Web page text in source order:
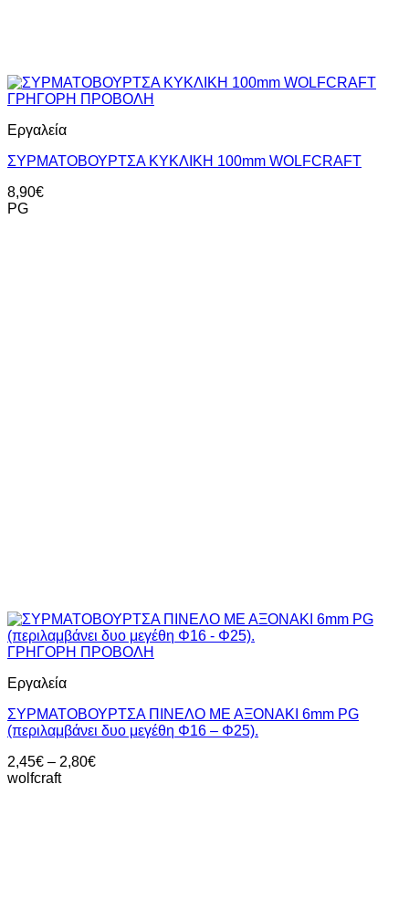
ΓΡΗΓΟΡΗ ΠΡΟΒΟΛΗ
Εργαλεία
ΣΥΡΜΑΤΟΒΟΥΡΤΣΑ ΚΥΚΛΙΚΗ 100mm WOLFCRAFT
8,90€
PG
ΓΡΗΓΟΡΗ ΠΡΟΒΟΛΗ
Εργαλεία
ΣΥΡΜΑΤΟΒΟΥΡΤΣΑ ΠΙΝΕΛΟ ΜΕ ΑΞΟΝΑΚΙ 6mm PG
(περιλαμβάνει δυο μεγέθη Φ16 – Φ25).
2,45€ – 2,80€Price
wolfcraft